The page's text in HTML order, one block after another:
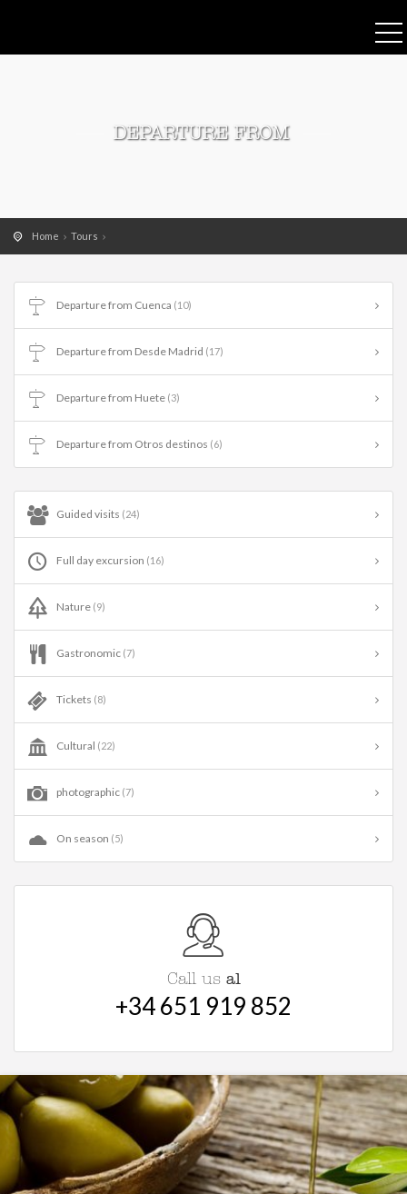
DEPARTURE FROM
Home Tours
Departure from Cuenca (10)
Departure from Desde Madrid (17)
Departure from Huete (3)
Departure from Otros destinos (6)
Guided visits (24)
Full day excursion (16)
Nature (9)
Gastronomic (7)
Tickets (8)
Cultural (22)
photographic (7)
On season (5)
Call us al
+34 651 919 852